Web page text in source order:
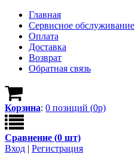
Главная
Сервисное обслуживание
Оплата
Доставка
Возврат
Обратная связь
Корзина: 0 позиций (0р)
Сравнение (0 шт)
Вход | Регистрация